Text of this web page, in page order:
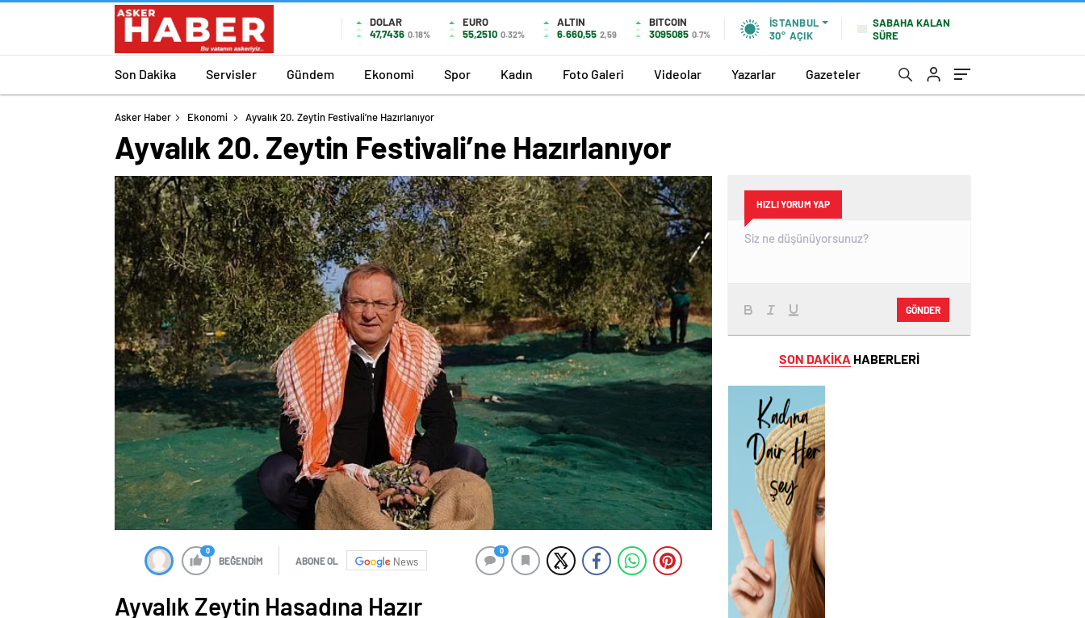
DOLAR
47,7436 0.18%
EURO
55,2510 0.32%
ALTIN
6.660,55 2,59
BITCOIN
3095085 0.7%
İSTANBUL
30° AÇIK
SABAHA KALAN
SÜRE
Son Dakika Servisler Gündem Ekonomi Spor Kadın Foto Galeri Videolar Yazarlar Gazeteler
Asker Haber Ekonomi Ayvalık 20. Zeytin Festivali’ne Hazırlanıyor
Ayvalık 20. Zeytin Festivali’ne Hazırlanıyor
0
BEĞENDİM ABONE OL News
0
Ayvalık Zeytin Hasadına Hazır
HIZLI YORUM YAP
GÖNDER
SON DAKİKA HABERLERİ